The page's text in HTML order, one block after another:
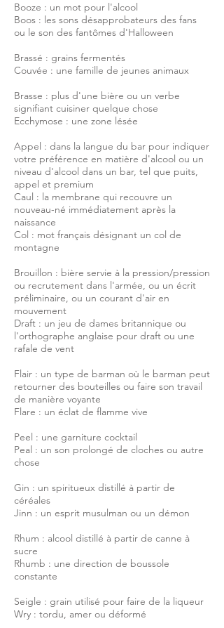
Booze : un mot pour l'alcool
Boos : les sons désapprobateurs des fans
ou le son des fantômes d'Halloween
Brassé : grains fermentés
Couvée : une famille de jeunes animaux
Brasse : plus d'une bière ou un verbe
signifiant cuisiner quelque chose
Ecchymose : une zone lésée
Appel : dans la langue du bar pour indiquer
votre préférence en matière d'alcool ou un
niveau d'alcool dans un bar, tel que puits,
appel et premium
Caul : la membrane qui recouvre un
nouveau-né immédiatement après la
naissance
Col : mot français désignant un col de
montagne
Brouillon : bière servie à la pression/pression
ou recrutement dans l'armée, ou un écrit
préliminaire, ou un courant d'air en
mouvement
Draft : un jeu de dames britannique ou
l'orthographe anglaise pour draft ou une
rafale de vent
Flair : un type de barman où le barman peut
retourner des bouteilles ou faire son travail
de manière voyante
Flare : un éclat de flamme vive
Peel : une garniture cocktail
Peal : un son prolongé de cloches ou autre
chose
Gin : un spiritueux distillé à partir de
céréales
Jinn : un esprit musulman ou un démon
Rhum : alcool distillé à partir de canne à
sucre
Rhumb : une direction de boussole
constante
Seigle : grain utilisé pour faire de la liqueur
Wry : tordu, amer ou déformé